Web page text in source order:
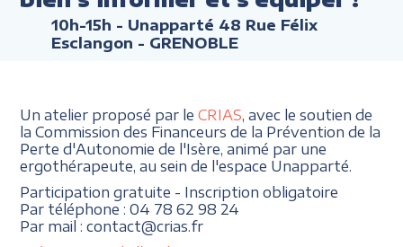
10h-15h - Unapparté 48 Rue Félix
Esclangon - GRENOBLE
Un atelier proposé par leCRIAS , avec le soutien de
la Commission des Financeurs de la Prévention de la
Perte d'Autonomie de l'Isère, animé par une
ergothérapeute, au sein de l'espace Unapparté.
Participation gratuite - Inscription obligatoire
Par téléphone : 04 78 62 98 24
Par mail : contact@crias.fr